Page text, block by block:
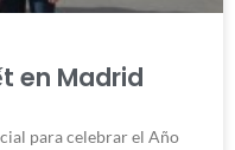
en Madrid
para celebrar el Año